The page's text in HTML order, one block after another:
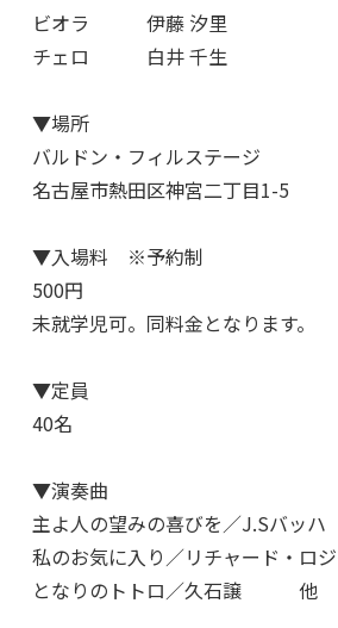
ビオラ 伊藤 汐里
チェロ 白井 千生
▼場所
バルドン・フィルステージ
名古屋市熱田区神宮二丁目1-5
▼入場料 ※予約制
500円
未就学児可。同料金となります。
▼定員
40名
▼演奏曲
主よ人の望みの喜びを／J.Sバッハ
私のお気に入り／リチャード・ロ
となりのトトロ／久石譲 他